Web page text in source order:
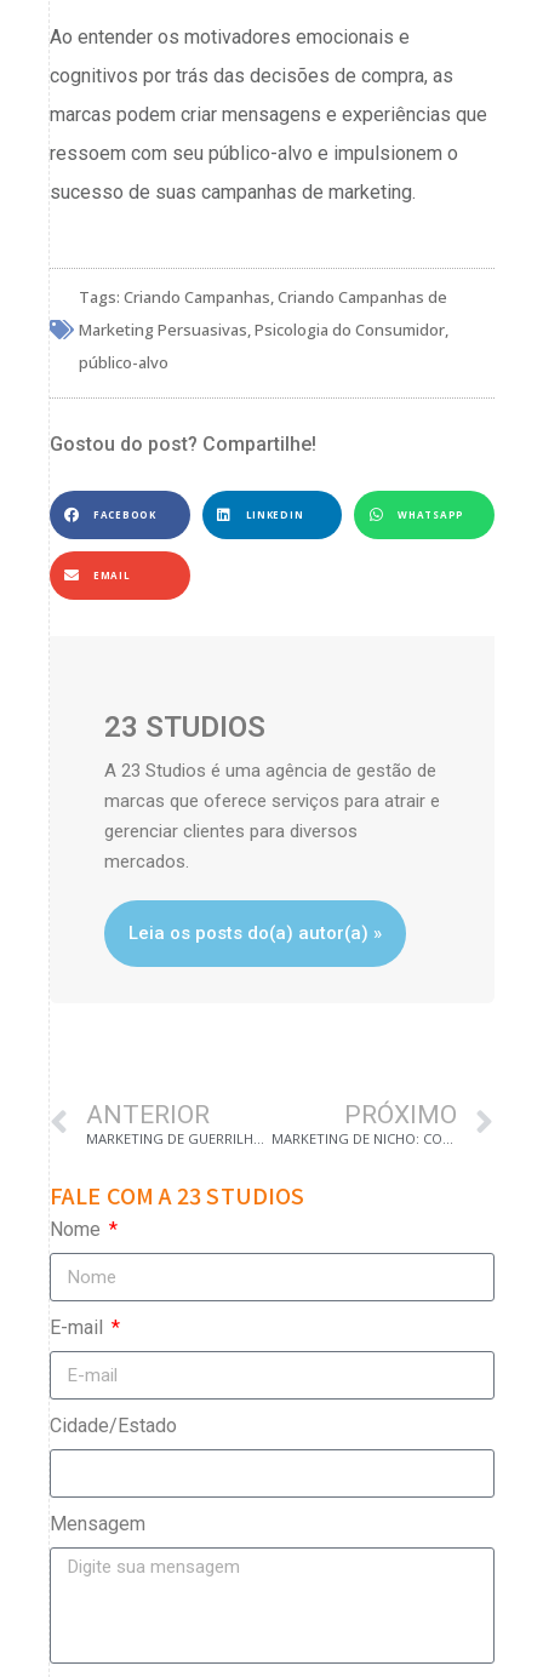
Ao entender os motivadores emocionais e
cognitivos por trás das decisões de compra, as
marcas podem criar mensagens e experiências que
ressoem com seu público-alvo e impulsionem o
sucesso de suas campanhas de marketing.
Tags: Criando Campanhas Criando Campanhas de
Marketing Persuasivas Psicologia do Consumidor
público-alvo
Gostou do post? Compartilhe!
FACEBOOK LINKEDIN WHATSAPP
EMAIL
23 STUDIOS
A 23 Studios é uma agência de gestão de
marcas que oferece serviços para atrair e
gerenciar clientes para diversos
mercados.
Leia os posts do(a) autor(a) »
ANTERIOR
MARKETING DE GUERRILHA: ESTRATÉGIAS CRIATIVAS PARA DESTACAR SUA MARCA
PRÓXIMO
MARKETING DE NICHO: COMO IDENTIFICAR E ATINGIR PÚBLICOS ESPECÍFICOS PARA MAXIMIZAR O RETORNO DO INVESTIMENTO.
FALE COM A 23 STUDIOS
Nome
E-mail
Cidade/Estado
Mensagem